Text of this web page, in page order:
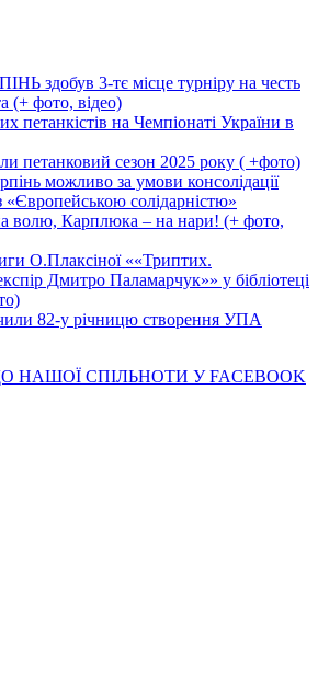
здобув 3-тє місце турніру на честь
(+ фото, відео)
петанкістів на Чемпіонаті України в
петанковий сезон 2025 року ( +фото)
можливо за умови консолідації
«Європейською солідарністю»
волю, Карплюка – на нари! (+ фото,
О.Плаксіної ««Триптих.
Дмитро Паламарчук»» у бібліотеці
82-у річницю створення УПА